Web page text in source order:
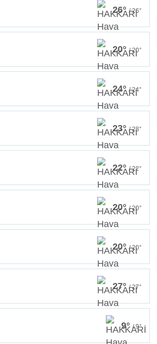
26° / 26°
20° / 20°
24° / 24°
23° / 23°
22° / 22°
20° / 20°
20° / 20°
27° / 27°
9° / 9°